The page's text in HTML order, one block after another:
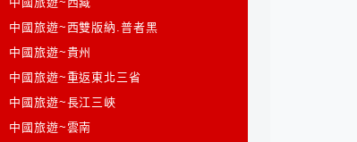
中國旅遊~西雙版納.普者黑
中國旅遊~貴州
中國旅遊~重返東北三省
中國旅遊~長江三峽
中國旅遊~雲南